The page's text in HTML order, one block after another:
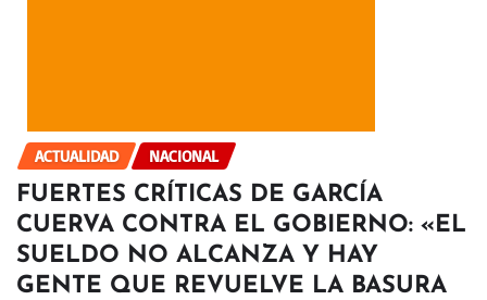
ACTUALIDAD NACIONAL
FUERTES CRÍTICAS DE GARCÍA
CUERVA CONTRA EL GOBIERNO: «EL
SUELDO NO ALCANZA Y HAY
GENTE QUE REVUELVE LA BASURA